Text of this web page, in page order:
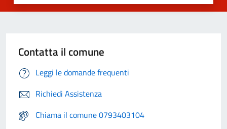
Contatta il comune
Leggi le domande frequenti
Richiedi Assistenza
Chiama il comune 0793403104